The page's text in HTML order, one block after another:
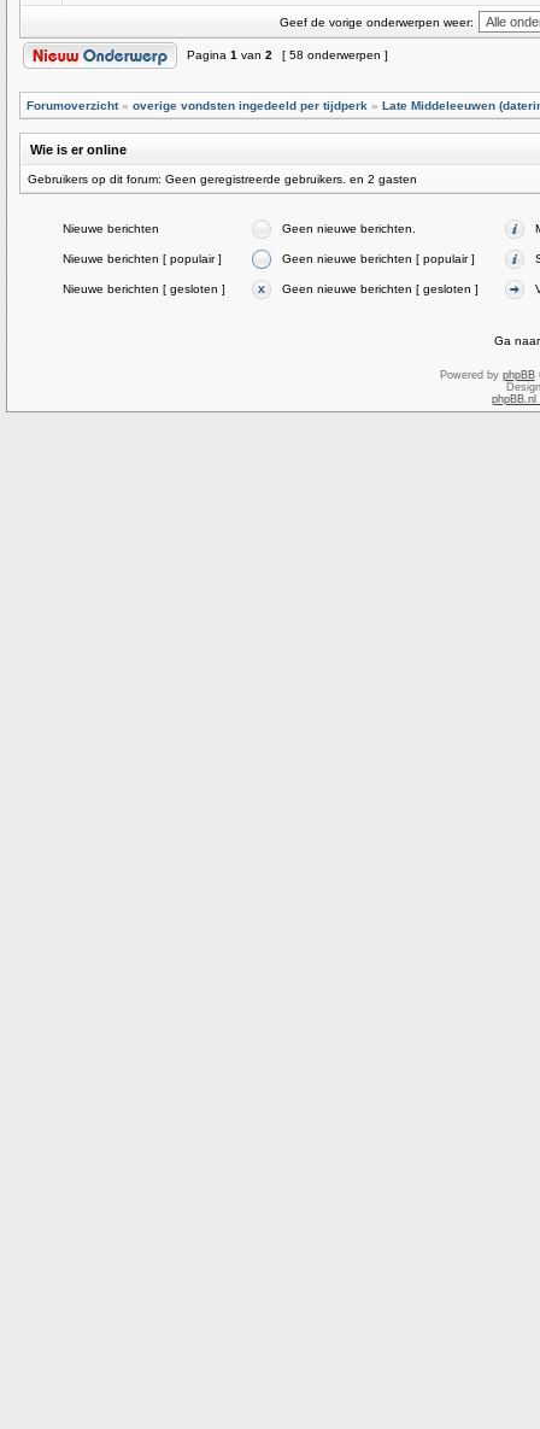
Geef de vorige onderwerpen weer:
Pagina 1 van 2 [ 58 onderwerpen ]
Forumoverzicht» overige vondsten ingedeeld per tijdperk » Late Middeleeuwen
Wie is er online
Gebruikers op dit forum: Geen geregistreerde gebruikers. en 2 gasten
Nieuwe berichten Geen nieuwe berichten.
Nieuwe berichten [ populair ] Geen nieuwe berichten [ populair ]
Nieuwe berichten [ gesloten ] Geen nieuwe berichten [ gesloten ]
Ga
Powered by phpBB
phpBB.nl